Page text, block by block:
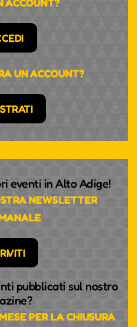
UN ACCOUNT?
eventi in Alto Adige!
NEWSLETTER
pubblicati sul nostro
PER LA CHIUSURA